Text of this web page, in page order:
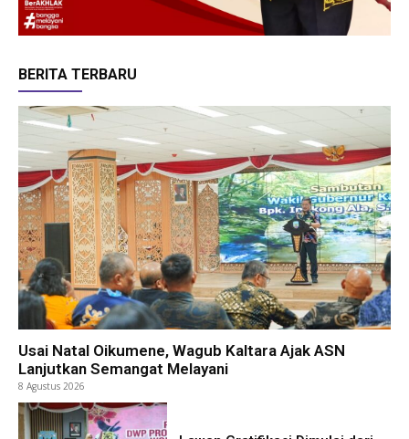
BERITA TERBARU
Usai Natal Oikumene, Wagub Kaltara Ajak ASN
Lanjutkan Semangat Melayani
8 Agustus 2026